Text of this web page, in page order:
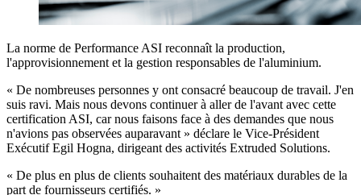
La norme de Performance ASI reconnaît la production,
l'approvisionnement et la gestion responsables de l'aluminium.
« De nombreuses personnes y ont consacré beaucoup de travail. J'en
suis ravi. Mais nous devons continuer à aller de l'avant avec cette
certification ASI, car nous faisons face à des demandes que nous
n'avions pas observées auparavant » déclare le Vice-Président
Exécutif Egil Hogna, dirigeant des activités Extruded Solutions.
« De plus en plus de clients souhaitent des matériaux durables de la
part de fournisseurs certifiés. »